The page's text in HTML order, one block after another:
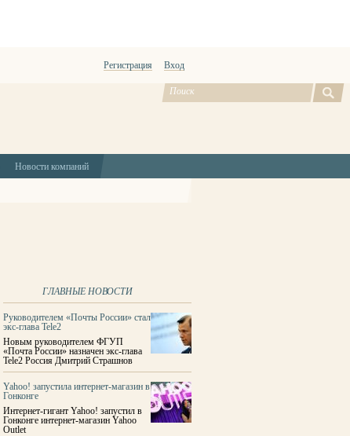
Регистрация Вход
Новости компаний
ГЛАВНЫЕ НОВОСТИ
Руководителем «Почты России» стал
экс-глава Tele2
Новым руководителем ФГУП
«Почта России» назначен экс-глава
Tele2 Россия Дмитрий Страшнов
Yahoo! запустила интернет-магазин в
Гонконге
Интернет-гигант Yahoo! запустил в
Гонконге интернет-магазин Yahoo
Outlet